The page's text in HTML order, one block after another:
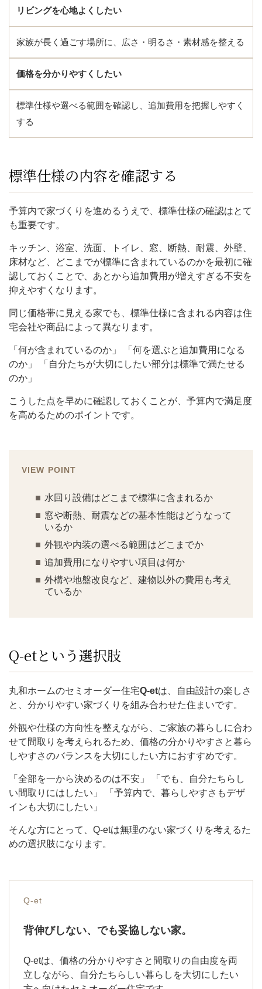
リビングを心地よくしたい
家族が長く過ごす場所に、広さ・明るさ・素材感を整える
価格を分かりやすくしたい
標準仕様や選べる範囲を確認し、追加費用を把握しやすく
する
標準仕様の内容を確認する
予算内で家づくりを進めるうえで、標準仕様の確認はとて
も重要です。
キッチン、浴室、洗面、トイレ、窓、断熱、耐震、外壁、
床材など、どこまでが標準に含まれているのかを最初に確
認しておくことで、あとから追加費用が増えすぎる不安を
抑えやすくなります。
同じ価格帯に見える家でも、標準仕様に含まれる内容は住
宅会社や商品によって異なります。
「何が含まれているのか」 「何を選ぶと追加費用になる
のか」 「自分たちが大切にしたい部分は標準で満たせる
のか」
こうした点を早めに確認しておくことが、予算内で満足度
を高めるためのポイントです。
VIEW POINT
水回り設備はどこまで標準に含まれるか
窓や断熱、耐震などの基本性能はどうなって
いるか
外観や内装の選べる範囲はどこまでか
追加費用になりやすい項目は何か
外構や地盤改良など、建物以外の費用も考え
ているか
Q-etという選択肢
丸和ホームのセミオーダー住宅Q-etは、自由設計の楽しさ
と、分かりやすい家づくりを組み合わせた住まいです。
外観や仕様の方向性を整えながら、ご家族の暮らしに合わ
せて間取りを考えられるため、価格の分かりやすさと暮ら
しやすさのバランスを大切にしたい方におすすめです。
「全部を一から決めるのは不安」 「でも、自分たちらし
い間取りにはしたい」 「予算内で、暮らしやすさもデザ
インも大切にしたい」
そんな方にとって、Q-etは無理のない家づくりを考えるた
めの選択肢になります。
Q-et
背伸びしない、でも妥協しない家。
Q-etは、価格の分かりやすさと間取りの自由度を両
立しながら、自分たちらしい暮らしを大切にしたい